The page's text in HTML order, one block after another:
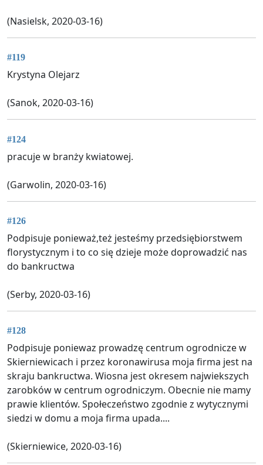
(Nasielsk, 2020-03-16)
#119
Krystyna Olejarz
(Sanok, 2020-03-16)
#124
pracuje w branży kwiatowej.
(Garwolin, 2020-03-16)
#126
Podpisuje ponieważ,też jesteśmy przedsiębiorstwem
florystycznym i to co się dzieje może doprowadzić nas
do bankructwa
(Serby, 2020-03-16)
#128
Podpisuje poniewaz prowadzę centrum ogrodnicze w
Skierniewicach i przez koronawirusa moja firma jest na
skraju bankructwa. Wiosna jest okresem najwiekszych
zarobków w centrum ogrodniczym. Obecnie nie mamy
prawie klientów. Społeczeństwo zgodnie z wytycznymi
siedzi w domu a moja firma upada....
(Skierniewice, 2020-03-16)